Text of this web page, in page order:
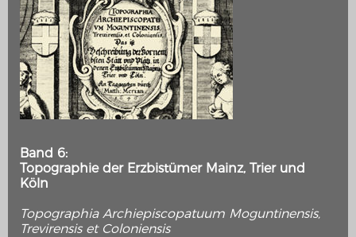
Band 6:
Topographie der Erzbistümer Mainz, Trier und
Köln
Topographia Archiepiscopatuum Moguntinensis,
Trevirensis et Coloniensis